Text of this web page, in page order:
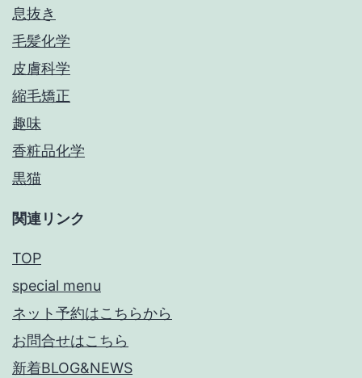
息抜き
毛髪化学
皮膚科学
縮毛矯正
趣味
香粧品化学
黒猫
関連リンク
TOP
special menu
ネット予約はこちらから
お問合せはこちら
新着BLOG&NEWS